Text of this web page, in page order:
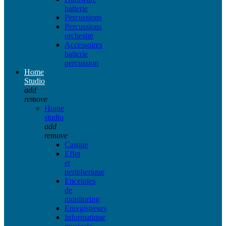
batterie
Percussions
Percussions
orchestre
Accessoires
batterie
percussion
Home
Studio
add
remove
Home
studio
add
remove
Casque
Effet
et
peripherique
Enceintes
de
monitoring
Enregistreurs
Informatique